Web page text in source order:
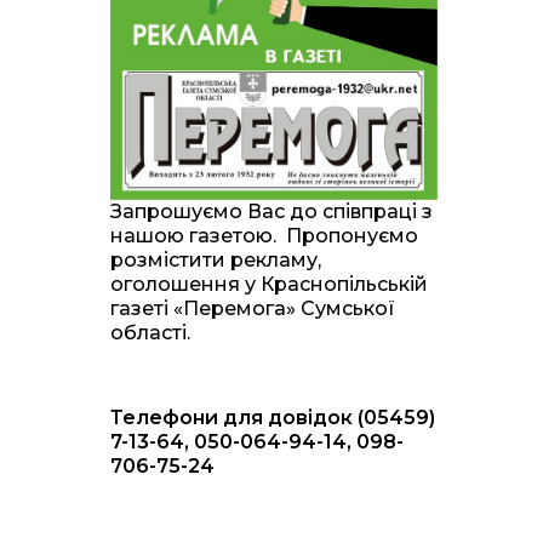
20:00
28 лип
Житлові сертифікати,
підготовка до зими та
підтримка ВПО: підсумки
засідання виконкому
Краснопільської
селищної ради
10:36
28 лип
Валентина Масалітіна:
«Нас тримає віра в
Перемогу і повернення
додому»
10:31
28 лип
Знову біль… Знову
втрата… На щиті
16:57
24 лип
Обмежено придатний,
але безмежно
вмотивований: Як
колишній лісівник став
Запрошуємо Вас до співпраці з
нашою газетою. Пропонуємо
розмістити рекламу,
оголошення у Краснопільській
газеті «Перемога» Сумської
області.
Телефони для довідок (05459)
7-13-64, 050-064-94-14, 098-
706-75-24